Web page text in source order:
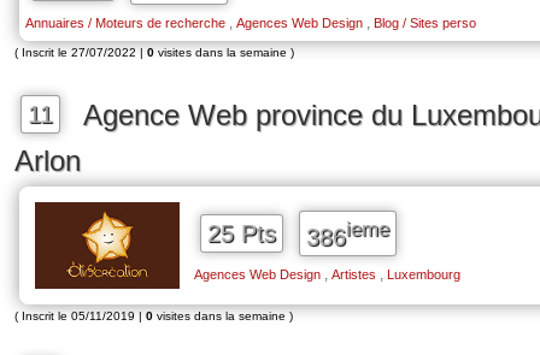
Annuaires / Moteurs de recherche Agences Web Design Blog / Sites perso
( Inscrit le 27/07/2022 | 0 visites dans la semaine )
11
Agence Web province du
Arlon
25 Pts 386ieme
Agences Web Design Artistes Luxembourg
( Inscrit le 05/11/2019 | 0 visites dans la semaine )